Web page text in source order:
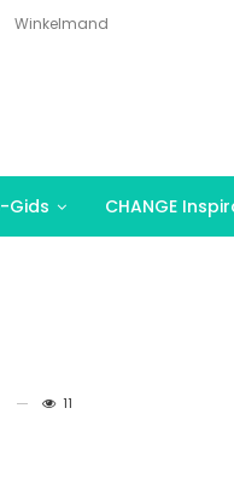
Winkelmand
Gids CHANGE
11